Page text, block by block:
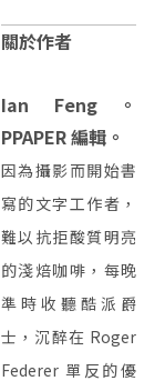
關於作者
Ian Feng。
PPAPER 編輯。
因為攝影而開始書
寫的文字工作者，
難以抗拒酸質明亮
的淺焙咖啡，每晚
準時收聽酷派爵
士，沉醉在 Roger
Federer 單反的優